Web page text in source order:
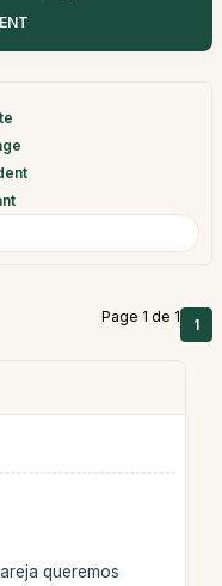
Page 1 de 1 1
queremos